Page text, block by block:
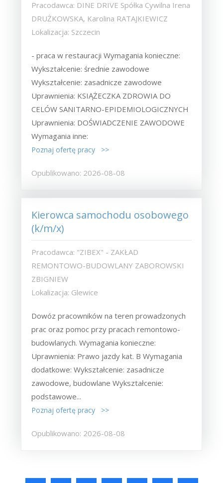
Pracodawca: DINE DRIVE Spółka Cywilna Irena
DRUŻKOWSKA, Karolina RATAJKIEWICZ
Lokalizacja: Szczecin
- praca w restauracji Wymagania konieczne:
Wykształcenie: średnie zawodowe
Wykształcenie: zasadnicze zawodowe
Uprawnienia: KSIĄŻECZKA ZDROWIA DO
CELÓW SANITARNO-EPIDEMIOLOGICZNYCH
Uprawnienia: DOŚWIADCZENIE ZAWODOWE
Wymagania inne:
Poznaj ofertę pracy >>
Opublikowano: 2026-08-08
Kierowca samochodu osobowego
(k/m/x)
Pracodawca: "ZIBEX" - ZAKŁAD
REMONTOWO-BUDOWLANY ZABOROWSKI
ZBIGNIEW
Lokalizacja: Glewice
Dowóz pracowników na teren prowadzonych
prac oraz pomoc przy pracach remontowo-
budowlanych. Wymagania konieczne:
Uprawnienia: Prawo jazdy kat. B Wymagania
dodatkowe: Wykształcenie: zasadnicze
zawodowe, budowlane Wykształcenie:
podstawowe...
Poznaj ofertę pracy >>
Opublikowano: 2026-08-08